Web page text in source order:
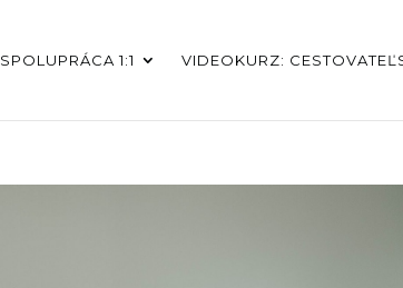
SPOLUPRÁCA 1:1 VIDEOKURZ: